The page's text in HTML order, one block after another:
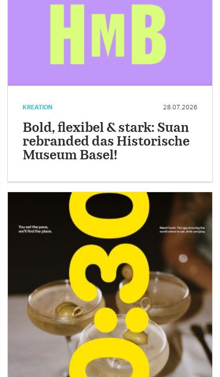
KREATION 28.07.2026
Bold, flexibel & stark: Suan
rebranded das Historische
Museum Basel!